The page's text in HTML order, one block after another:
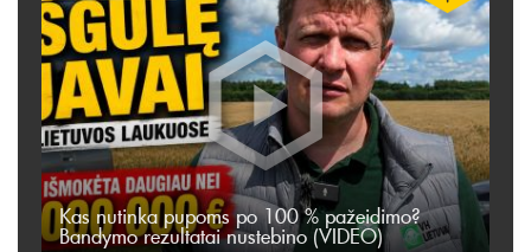
Kas nutinka pupoms po 100 % pažeidimo?
Bandymo rezultatai nustebino (VIDEO)